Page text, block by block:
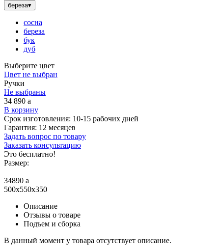
береза▾
сосна
береза
бук
дуб
Выберите цвет
Цвет не выбран
Ручки
Не выбраны
34 890 a
В корзину
Срок изготовления: 10-15 рабочих дней
Гарантия: 12 месяцев
Задать вопрос по товару
Заказать консультацию
Это бесплатно!
Размер:
34890 a
500x550x350
Описание
Отзывы о товаре
Подъем и сборка
В данный момент у товара отсутствует описание.